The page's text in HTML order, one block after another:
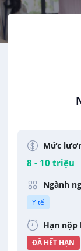
Mức
8 - 10 triệu
Ngành
Y tế
Hạn nộp
ĐÃ HẾT HẠN